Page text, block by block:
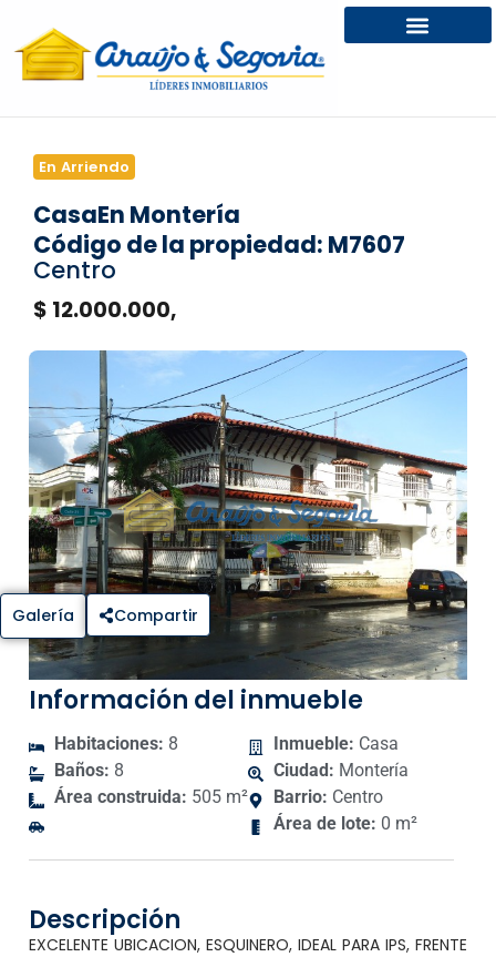
En Arriendo
CasaEn Montería
Código de la propiedad: M7607
Centro
$ 12.000.000,
Galería Compartir
Información del inmueble
Habitaciones: 8
Baños: 8
Área construida: 505 m²
Inmueble: Casa
Ciudad: Montería
Barrio: Centro
Área de lote: 0 m²
Descripción
EXCELENTE UBICACION, ESQUINERO, IDEAL PARA IPS, FRENTE